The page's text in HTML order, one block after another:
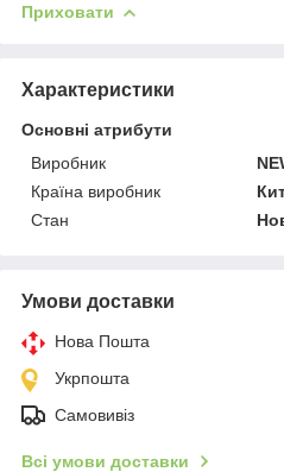
Приховати
Характеристики
Основні атрибути
Виробник
Країна виробник
Стан
Умови доставки
Нова Пошта
Укрпошта
Самовивіз
Всі умови доставки